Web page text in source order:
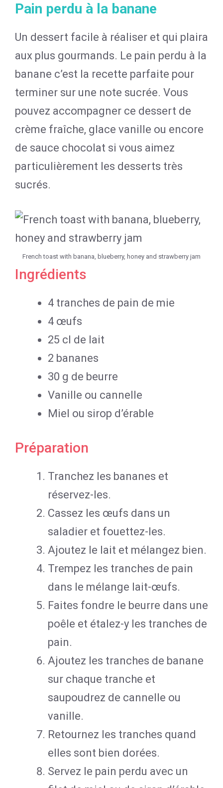
Pain perdu à la banane
Un dessert facile à réaliser et qui plaira
aux plus gourmands. Le pain perdu à la
banane c’est la recette parfaite pour
terminer sur une note sucrée. Vous
pouvez accompagner ce dessert de
crème fraîche, glace vanille ou encore
de sauce chocolat si vous aimez
particulièrement les desserts très
sucrés.
French toast with banana, blueberry, honey and strawberry jam
Ingrédients
4 tranches de pain de mie
4 œufs
25 cl de lait
2 bananes
30 g de beurre
Vanille ou cannelle
Miel ou sirop d’érable
Préparation
Tranchez les bananes et
réservez-les.
Cassez les œufs dans un
saladier et fouettez-les.
Ajoutez le lait et mélangez bien.
Trempez les tranches de pain
dans le mélange lait-œufs.
Faites fondre le beurre dans une
poêle et étalez-y les tranches de
pain.
Ajoutez les tranches de banane
sur chaque tranche et
saupoudrez de cannelle ou
vanille.
Retournez les tranches quand
elles sont bien dorées.
Servez le pain perdu avec un